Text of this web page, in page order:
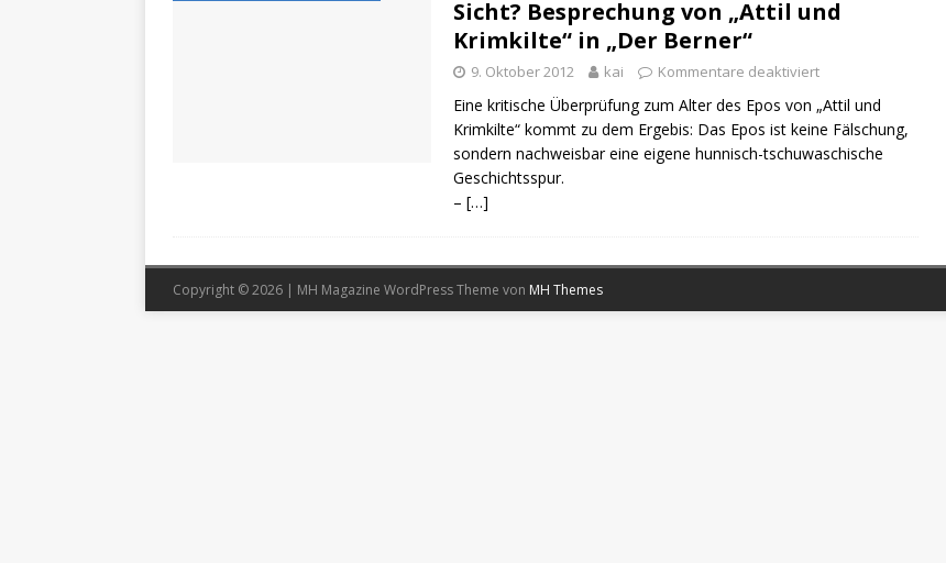
Sicht? Besprechung von „Attil und
Krimkilte“ in „Der Berner“
9. Oktober 2012 kai Kommentare deaktiviert
Eine kritische Überprüfung zum Alter des Epos von „Attil und
Krimkilte“ kommt zu dem Ergebis: Das Epos ist keine Fälschung,
sondern nachweisbar eine eigene hunnisch-tschuwaschische
Geschichtsspur.
– […]
Copyright © 2026 | MH Magazine WordPress Theme von MH Themes